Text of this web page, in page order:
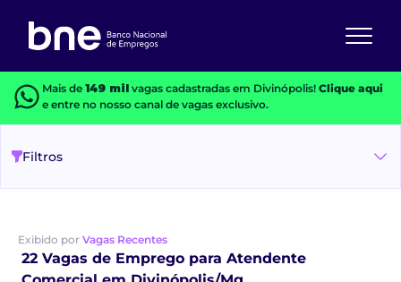
Mais de 149 milvagas cadastradas em Divinópolis! Clique aqui
e entre no nosso canal de vagas exclusivo.
Filtros
Exibido por Vagas Recentes
22 Vagas de Emprego para Atendente